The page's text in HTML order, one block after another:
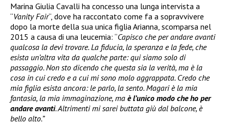
Marina Giulia Cavalli ha concesso una lunga intervista a
“Vanity Fair“, dove ha raccontato come fa a sopravvivere
dopo la morte della sua unica figlia Arianna, scomparsa nel
2015 a causa di una leucemia: “Capisco che per andare avanti
qualcosa la devi trovare. La fiducia, la speranza e la fede, che
esista un’altra vita da qualche parte: qui siamo solo di
passaggio. Non sto dicendo che questa sia la verità, ma è la
cosa in cui credo e a cui mi sono molo aggrappata. Credo che
mia figlia esista ancora: le parlo, la sento. Magari è la mia
fantasia, la mia immaginazione, ma è l’unico modo che ho per
andare avanti. Altrimenti mi sarei buttata giù dal balcone, è
bello alto.”